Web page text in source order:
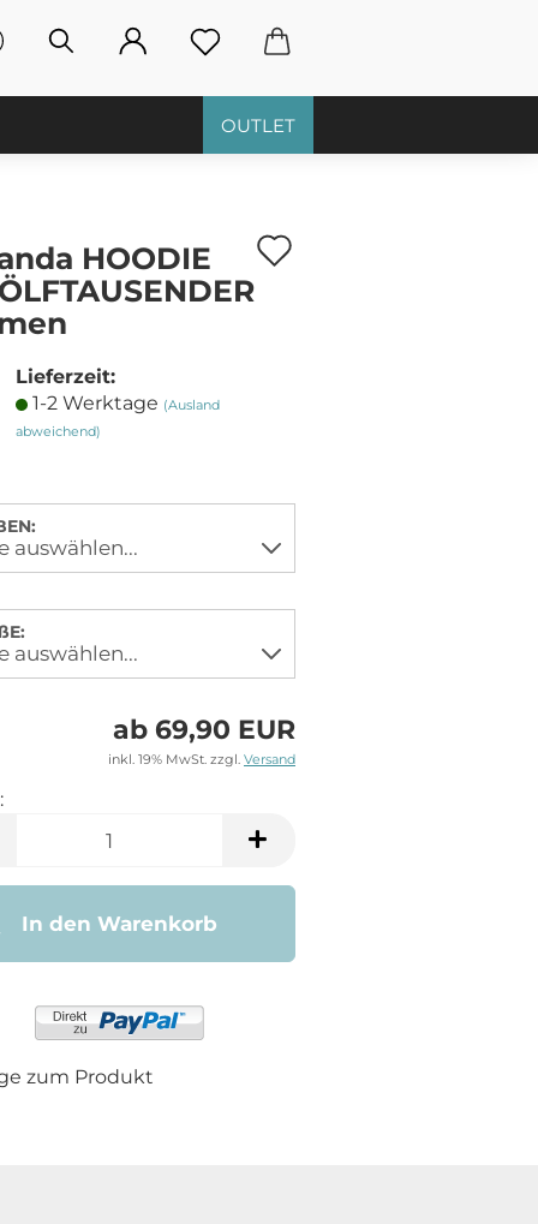
OUTLET
HOODIE
Lieferzeit:
1-2 Werktage (Ausland
abweichend)
ab 69,90 EUR
inkl. 19% MwSt. zzgl. Versand
In den Warenkorb
zum Produkt